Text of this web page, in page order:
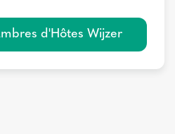
d'Hôtes Wijzer